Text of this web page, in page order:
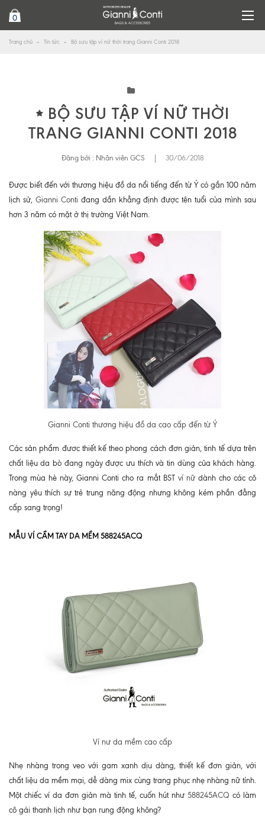
0
Trang chủ Tin tức Bộ sưu tập ví nữ thời trang Gianni Conti 2018
BỘ SƯU TẬP VÍ NỮ THỜI
TRANG GIANNI CONTI 2018
Đăng bởi : Nhân viên GCS 30/06/2018
Được biết đến với thương hiệu đồ da nổi tiếng đến từ Ý có gần 100 năm
lịch sử, Gianni Conti đang dần khẳng định được tên tuổi của mình sau
hơn 3 năm có mặt ở thị trường Việt Nam.
Gianni Conti thương hiệu đồ da cao cấp đến từ Ý
Các sản phẩm đươc thiết kế theo phong cách đơn giản, tinh tế dựa trên
chất liệu da bò đang ngày được ưu thích và tin dùng của khách hàng.
Trong mùa hè này, Gianni Conti cho ra mắt BST ví nữdành cho các cô
nàng yêu thích sự trẻ trung năng động nhưng không kém phần đẳng
cấp sang trọng!
MẪU VÍ CẦM TAY DA MỀM 588245ACQ
Ví nư da mềm cao cấp
Nhẹ nhàng trong veo với gam xanh dịu dàng, thiết kế đơn giản, với
chất liệu da mềm mại, dễ dàng mix cùng trang phục nhẹ nhàng nữ tính.
Một chiếc ví da đơn giản mà tinh tế, cuốn hút như 588245ACQ có làm
cô gái thanh lịch như bạn rung động không?